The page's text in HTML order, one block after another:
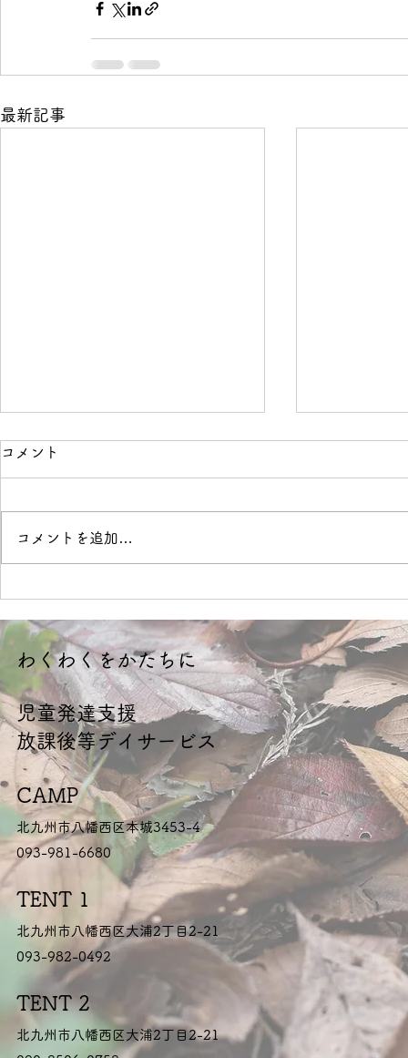
最新記事
コメント
コメントを追加…
​児童発達支援
放課後等デイサービス
CAMP
北九州市八幡西区本城3453-4
093-981-6680
​わくわくをかたちに
TENT 1
北九州市八幡西区大浦2丁目2-21
093-982-0492
TENT 2
北九州市八幡西区大浦2丁目2-21